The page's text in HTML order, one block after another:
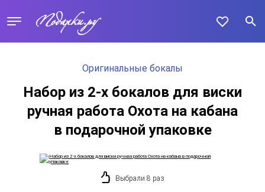
Оригинальные бокалы
Набор из 2-х бокалов для виски
ручная работа Охота на кабана
в подарочной упаковке
Выбрали 8 раз